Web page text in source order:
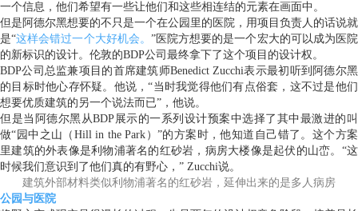
一个信息，他们希望有一些让他们和这些相连结的元素在画面中。
但是阿德尔黑想要的不只是一个在公园里的医院，用项目负责人的话说就
是“这样会错过一个大好机会。 ”医院方想要的是一个宏大的可以成为医院
的新标识的设计。伦敦的BDP公司最终拿下了这个项目的设计权。
BDP公司总监兼项目的首席建筑师Benedict Zucchi表示最初听到阿德尔黑
的目标时他心存怀疑。他说，“当时我觉得他们有点俗套，这不过是他们
想要优质建筑的另一个说法而已”，他说。
但是当阿德尔黑从BDP展示的一系列设计预案中选择了其中最激进的叫
做“园中之山（Hill in the Park）”的方案时，他知道自己错了。这个方案
里建筑的外表像是利物浦著名的红砂岩，病房大楼像是起伏的山峦。“这
时候我们意识到了他们真的有野心，” Zucchi说。
建筑外部材料类似利物浦著名的红砂岩，延伸出来的是多人病房
公园与医院